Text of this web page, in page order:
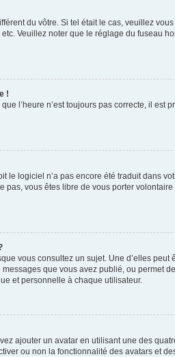
du vôtre. Si tel était le cas, veuillez
Veuillez noter que le réglage du fuseau
!
l’heure n’est toujours pas correcte, il
le logiciel n’a pas encore été traduit dans
vous êtes libre de vous porter
vous consultez un sujet. Une d’elles
que vous avez publié, ou permet
et personnelle à chaque utilisateur.
ajouter un avatar en utilisant une des
ou non la fonctionnalité des avatars et